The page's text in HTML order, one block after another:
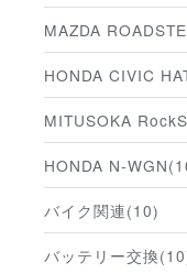
MAZDA
HONDA CIVIC
MITUSOKA
HONDA N-
バイク関連(10)
バッテリー交換